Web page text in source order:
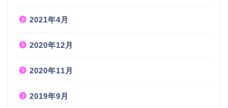
2021年4月
2020年12月
2020年11月
2019年9月